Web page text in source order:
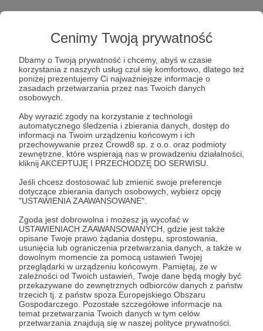
Cenimy Twoją prywatność
Dbamy o Twoją prywatność i chcemy, abyś w czasie
korzystania z naszych usług czuł się komfortowo, dlatego też
poniżej prezentujemy Ci najważniejsze informacje o
zasadach przetwarzania przez nas Twoich danych
osobowych.
Aby wyrazić zgody na korzystanie z technologii
automatycznego śledzenia i zbierania danych, dostęp do
informacji na Twoim urządzeniu końcowym i ich
przechowywanie przez Crowd8 sp. z o.o. oraz podmioty
zewnętrzne, które wspierają nas w prowadzeniu działalności,
kliknij AKCEPTUJĘ I PRZECHODZĘ DO SERWISU.
Jeśli chcesz dostosować lub zmienić swoje preferencje
dotyczące zbierania danych osobowych, wybierz opcję
"USTAWIENIA ZAAWANSOWANE".
Zgoda jest dobrowolna i możesz ją wycofać w
USTAWIENIACH ZAAWANSOWANYCH, gdzie jest także
opisane Twoje prawo żądania dostępu, sprostowania,
usunięcia lub ograniczenia przetwarzania danych, a także w
dowolnym momencie za pomocą ustawień Twojej
przeglądarki w urządzeniu końcowym. Pamiętaj, że w
zależności od Twoich ustawień, Twoje dane będą mogły być
przekazywane do zewnętrznych odbiorców danych z państw
trzecich tj. z państw spoza Europejskiego Obszaru
Gospodarczego. Pozostałe szczegółowe informacje na
temat przetwarzania Twoich danych w tym celów
przetwarzania znajdują się w naszej polityce prywatności.
Post dostępny tylko dla Patronów
Aby zobaczyć ten materiał musisz być zalogowany
Zostań Patronem
Zaloguj się
Udostępnij
Demagog